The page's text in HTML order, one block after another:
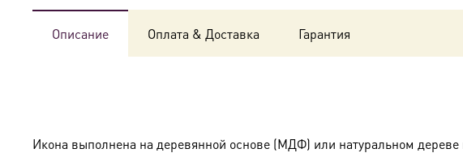
Описание Оплата & Доставка Гарантия
Икона выполнена на деревянной основе (МДФ) или натуральном